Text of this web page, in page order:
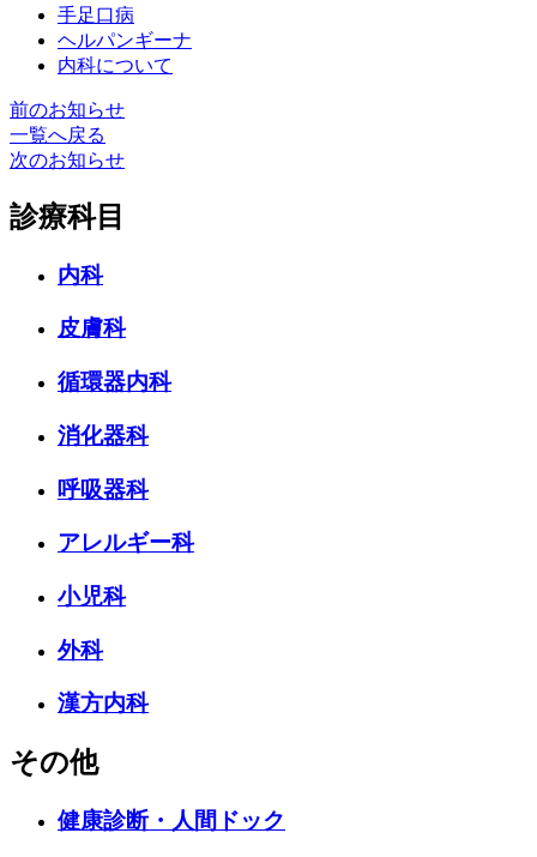
手足口病
ヘルパンギーナ
内科について
前のお知らせ
一覧へ戻る
次のお知らせ
診療科目
内科
皮膚科
循環器内科
消化器科
呼吸器科
アレルギー科
小児科
外科
漢方内科
その他
健康診断・人間ドック